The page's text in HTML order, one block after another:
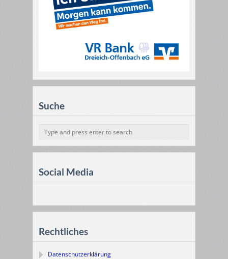
Suche
Social Media
Rechtliches
Datenschutzerklärung